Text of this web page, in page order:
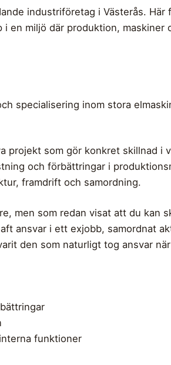
industriföretag i Västerås. Här
en miljö där produktion, maskiner
specialisering inom stora
projekt som gör konkret skillnad i
och förbättringar i
framdrift och samordning.
men som redan visat att du kan
ansvar i ett exjobb, samordnat
den som naturligt tog ansvar
funktioner